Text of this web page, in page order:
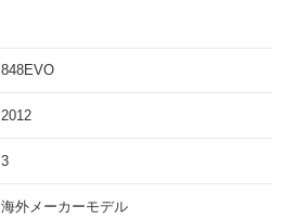
848EVO
2012
3
海外メーカーモデル